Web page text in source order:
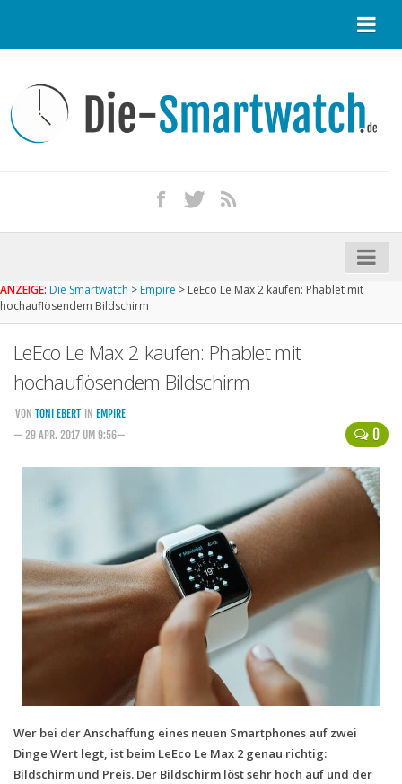
Kontakt / Tipp geben
Impressum
iPhone kaufen
Startseite
Kommende Smartwatches
Handytarife
BASE
o2
Smartphonetarife
Prepaid-Tarife
Datentarife
Flatrate-Prepaidtarife
Mobilfunk-Vergleichsrechner
Mobilfunk-Tarifrechner
Flatrate-Datentarife
ANZEIGE: Die Smartwatch >Empire > LeEco Le Max 2 kaufen: Phablet mit
hochauflösendem Bildschirm
LeEco Le Max 2 kaufen: Phablet mit
hochauflösendem Bildschirm
0
VON TONI EBERT IN EMPIRE
— 29 APR. 2017 UM 9:56—
Wer bei der Anschaffung eines neuen Smartphones auf zwei
Dinge Wert legt, ist beim LeEco Le Max 2 genau richtig:
Bildschirm und Preis. Der Bildschirm löst sehr hoch auf und der